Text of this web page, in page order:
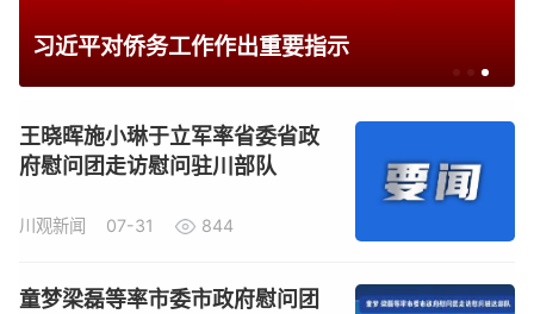
习近平对侨务工作作出重要指示
王晓晖施小琳于立军率省委省政
府慰问团走访慰问驻川部队
川观新闻 07-31 844
童梦梁磊等率市委市政府慰问团